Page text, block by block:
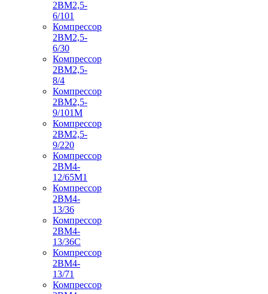
2ВМ2,5-
6/101
Компрессор
2ВМ2,5-
6/30
Компрессор
2ВМ2,5-
8/4
Компрессор
2ВМ2,5-
9/101М
Компрессор
2ВМ2,5-
9/220
Компрессор
2ВМ4-
12/65М1
Компрессор
2ВМ4-
13/36
Компрессор
2ВМ4-
13/36С
Компрессор
2ВМ4-
13/71
Компрессор